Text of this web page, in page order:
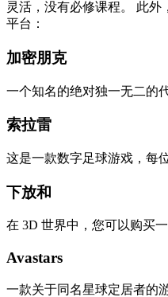
灵活，没有必修课程。 此外
平台：
加密朋克
一个知名的绝对独一无二的
索拉雷
这是一款数字足球游戏，每
下放和
在 3D 世界中，您可以购买
Avastars
一款关于同名星球定居者的游